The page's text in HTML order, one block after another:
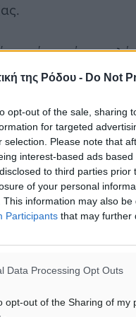
της Ρόδου - Do Not
opt-out of the sale, sharing
for targeted
selection. Please note that
interest-based ads
to third parties
of your personal
This information may also
Participants that may further
Data Processing Opt Outs
opt-out of the Sharing of my
είναι πάρα πολύ
τις
μπορούμε αυτό το
Τι να κάνω εγώ
δεκάρικο λέει
στο τέλος εγώ δεν